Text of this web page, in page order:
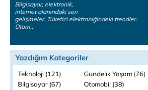
Bilgisayar, elektronik,
internet alanındaki son
gelişmeler. Tüketici elektroniğindeki trendler.
Otom..
Yazdığım Kategoriler
Teknoloji (121)
Gündelik Yaşam (76)
Bilgisayar (67)
Otomobil (38)